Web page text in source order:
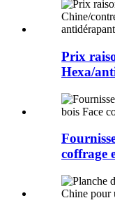
Prix
Hexa/
coffrage